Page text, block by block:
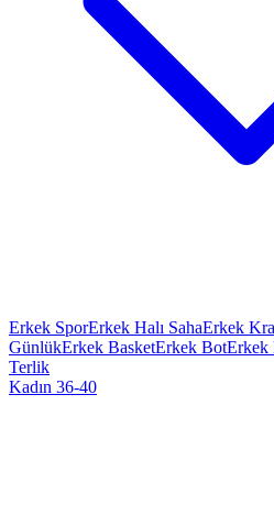
Erkek SporErkek Halı SahaErkek
GünlükErkek BasketErkek BotErkek
Terlik
Kadın 36-40